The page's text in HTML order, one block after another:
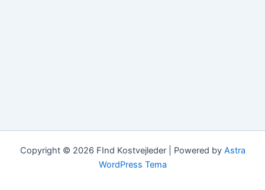
Copyright © 2026 FInd Kostvejleder | Powered by Astra
WordPress Tema